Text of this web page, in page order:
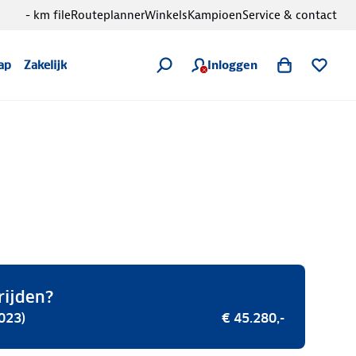
Zakelijk Inloggen
- km fileRouteplannerWinkelsKampioenService & contact
€ 45.280,-